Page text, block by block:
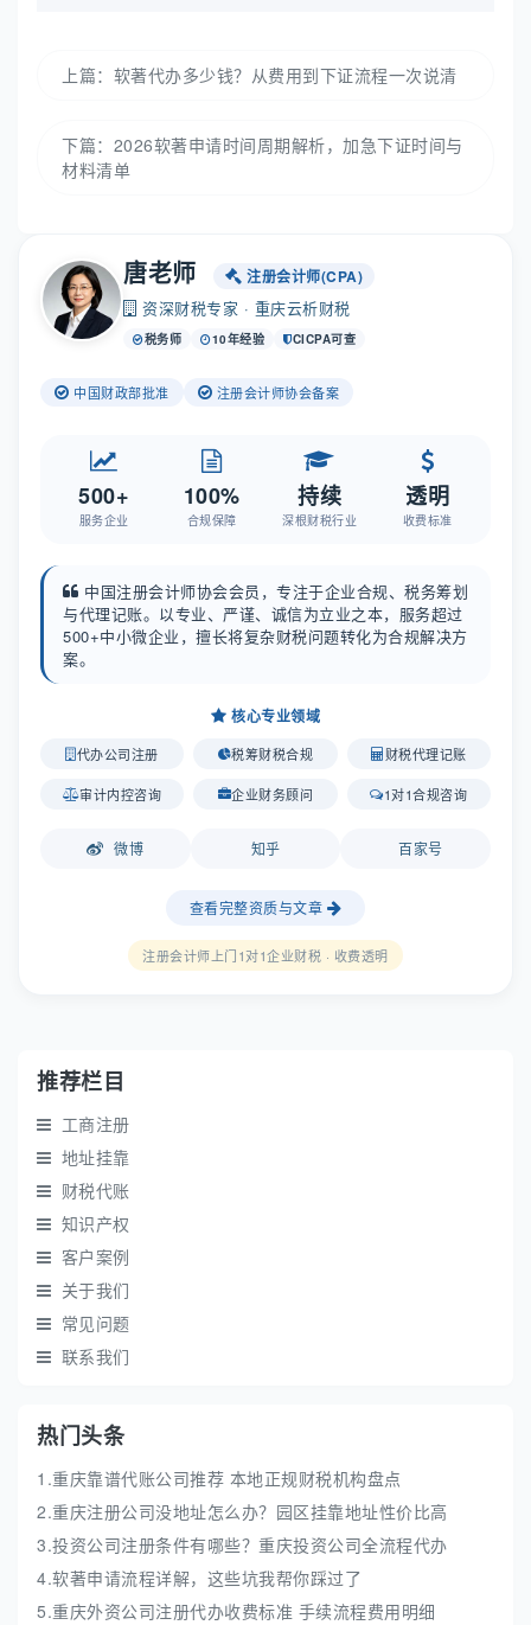
上篇： 软著代办多少钱？从费用到下证流程一次说清
下篇： 2026软著申请时间周期解析，加急下证时间与
材料清单
唐老师 注册会计师(CPA)
资深财税专家 · 重庆云析财税
税务师 10年经验 CICPA可查
中国财政部批准 注册会计师协会备案
500+
服务企业
100%
合规保障
持续
深根财税行业
透明
收费标准
中国注册会计师协会会员，专注于企业合规、税务筹划
与代理记账。以专业、严谨、诚信为立业之本，服务超过
500+中小微企业，擅长将复杂财税问题转化为合规解决方
案。
核心专业领域
代办公司注册 税筹财税合规 财税代理记账
审计内控咨询 企业财务顾问 1对1合规咨询
微博 知乎 百家号
查看完整资质与文章
注册会计师上门1对1企业财税 · 收费透明
推荐栏目
工商注册
地址挂靠
财税代账
知识产权
客户案例
关于我们
常见问题
联系我们
热门头条
1.重庆靠谱代账公司推荐 本地正规财税机构盘点
2.重庆注册公司没地址怎么办？园区挂靠地址性价比高
3.投资公司注册条件有哪些？重庆投资公司全流程代办
4.软著申请流程详解，这些坑我帮你踩过了
5.重庆外资公司注册代办收费标准 手续流程费用明细